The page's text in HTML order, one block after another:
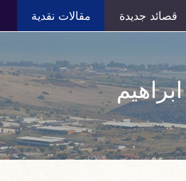
قصائد جديدة مقالات نقدية